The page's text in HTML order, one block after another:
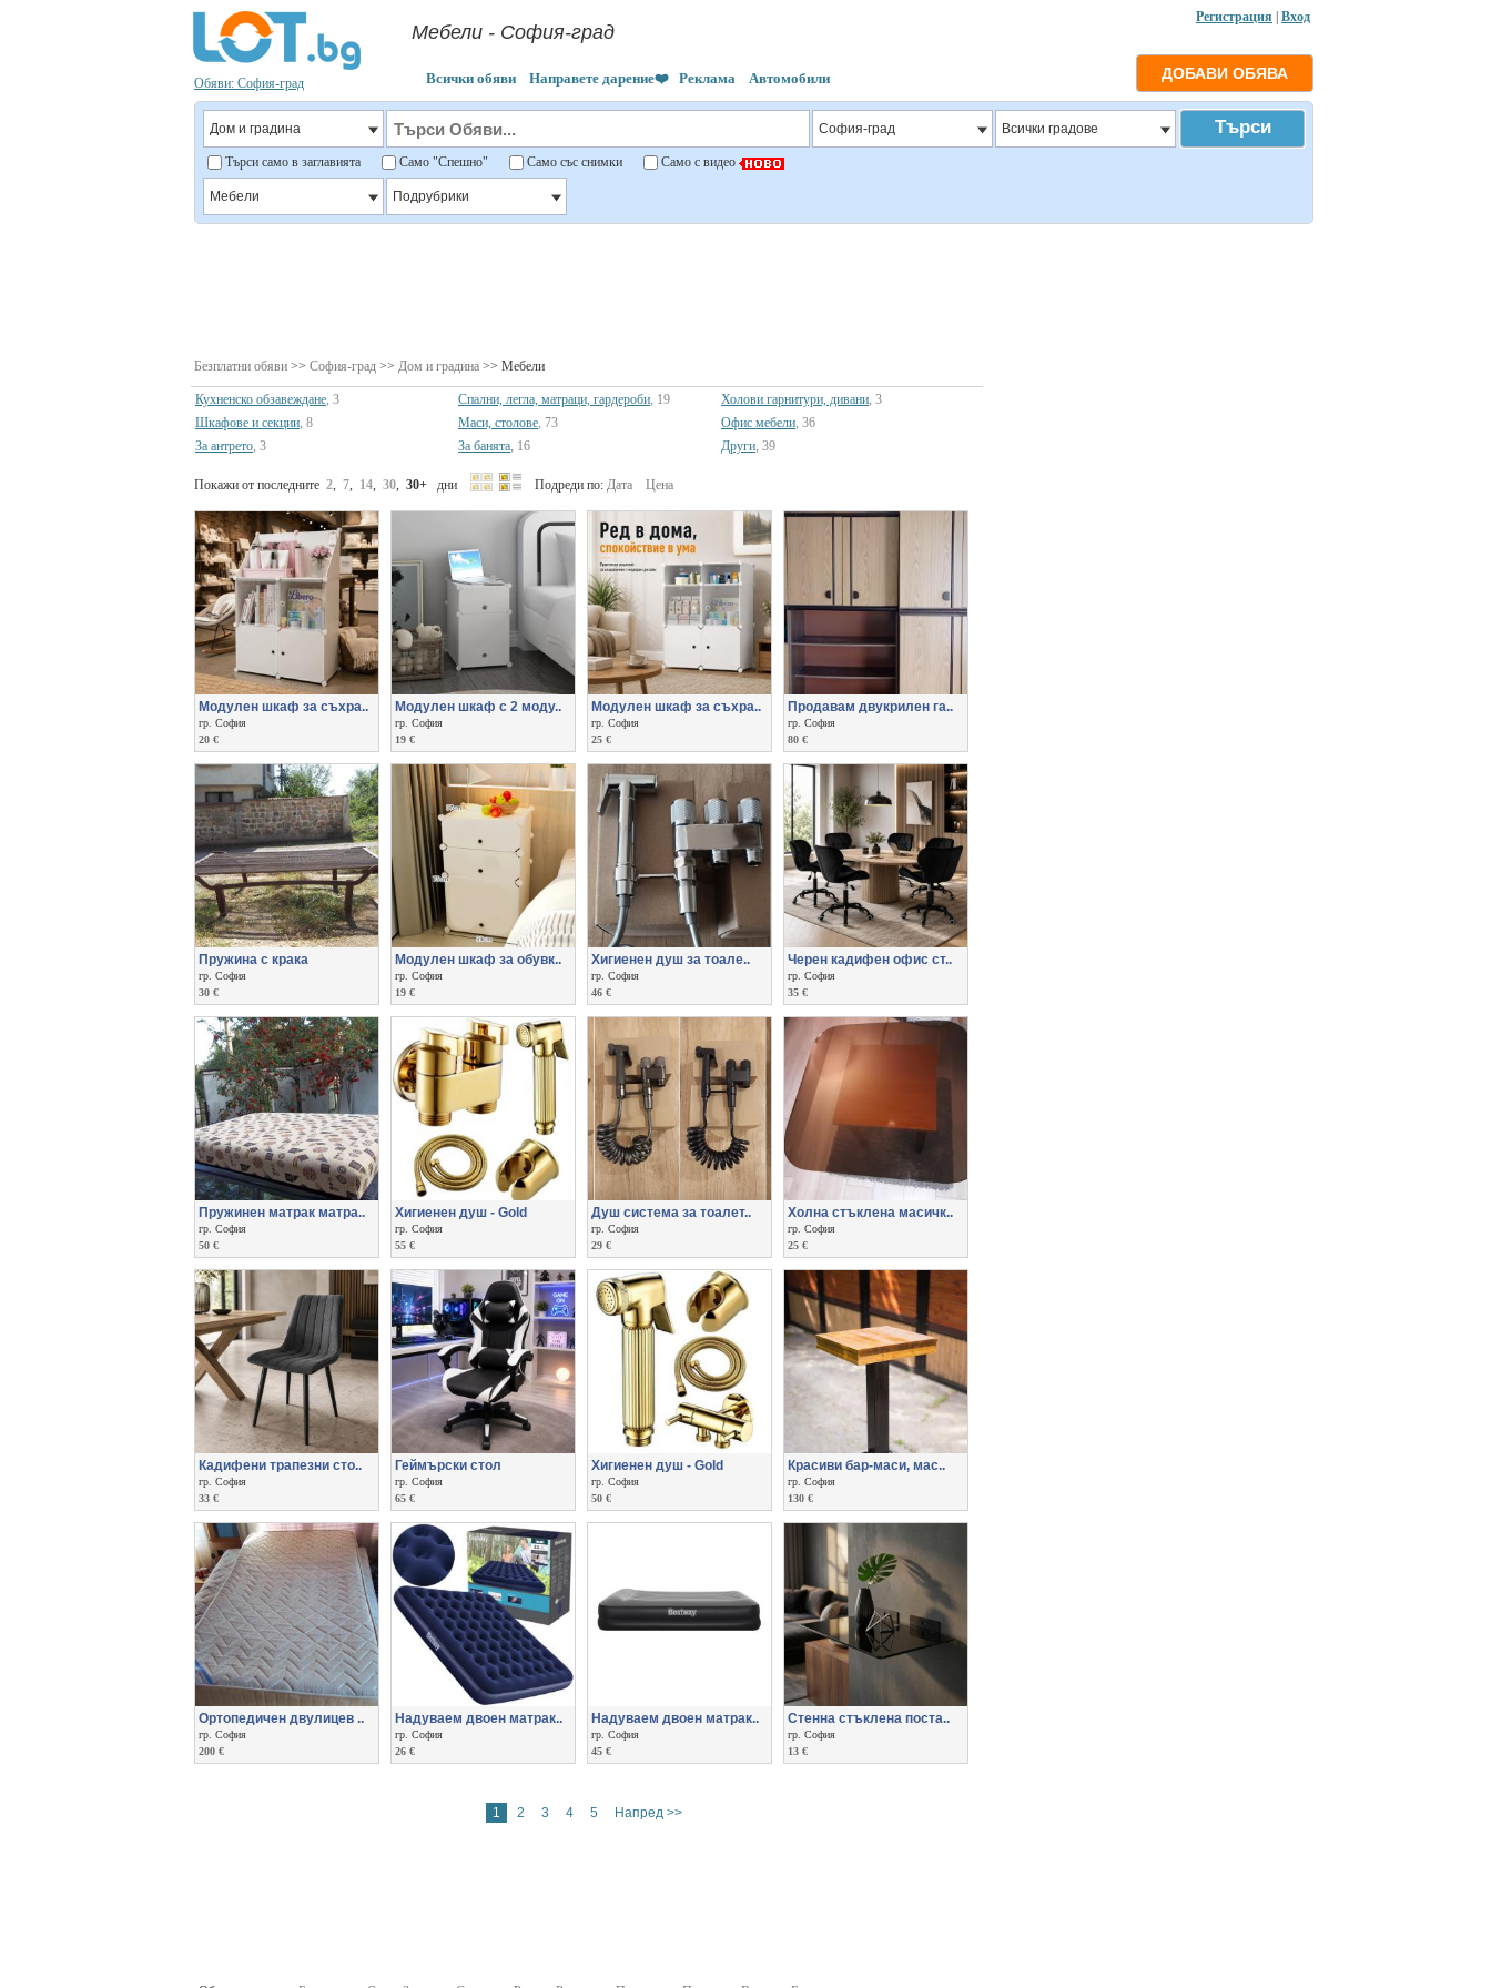
Регистрация Вход
Обяви: София-град
Мебели - София-град
Всички обяви Направете дарение❤️ Реклама Автомобили
Търси само в заглавията Само "Спешно" Само със снимки Само с видео
Безплатни обяви >> София-град >> Дом и градина >> Мебели
Кухненско обзавеждане, 3 Спални, легла, матраци, гардероби, 19 Холови гарнитури, дивани, 3
Шкафове и секции, 8 Маси, столове, 73 Офис мебели, 36
За антрето, 3 За банята, 16 Други, 39
Покажи от последните 2 7 14 30 30+ дни Подреди по: Дата Цена
Модулен шкаф за съхра..
гр. София
20 €
Модулен шкаф с 2 моду..
гр. София
19 €
Модулен шкаф за съхра..
гр. София
25 €
Продавам двукрилен га..
гр. София
80 €
Пружина с крака
гр. София
30 €
Модулен шкаф за обувк..
гр. София
19 €
Хигиенен душ за тоале..
гр. София
46 €
Черен кадифен офис ст..
гр. София
35 €
Пружинен матрак матра..
гр. София
50 €
Хигиенен душ - Gold
гр. София
55 €
Душ система за тоалет..
гр. София
29 €
Холна стъклена масичк..
гр. София
25 €
Кадифени трапезни сто..
гр. София
33 €
Геймърски стол
гр. София
65 €
Хигиенен душ - Gold
гр. София
50 €
Красиви бар-маси, мас..
гр. София
130 €
Ортопедичен двулицев ..
гр. София
200 €
Надуваем двоен матрак..
гр. София
26 €
Надуваем двоен матрак..
гр. София
45 €
Стенна стъклена поста..
гр. София
13 €
1 2 3 4 5 Напред >>